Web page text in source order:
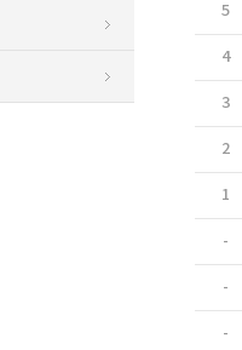
5
4
3
2
1
-
-
-